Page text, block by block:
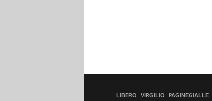
LIBERO VIRGILIO PAGINEGIALLE